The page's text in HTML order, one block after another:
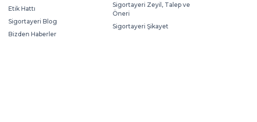
Etik Hattı
Sigortayeri Blog
Bizden Haberler
Sigortayeri Zeyil, Talep ve
Öneri
Sigortayeri Şikayet